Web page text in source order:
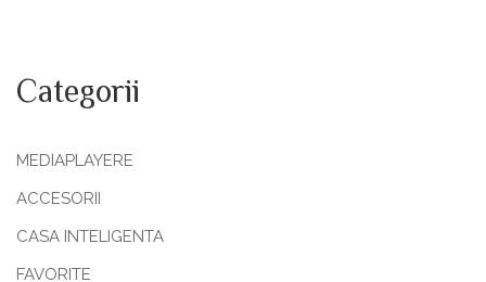
Categorii
MEDIAPLAYERE
ACCESORII
CASA INTELIGENTA
FAVORITE